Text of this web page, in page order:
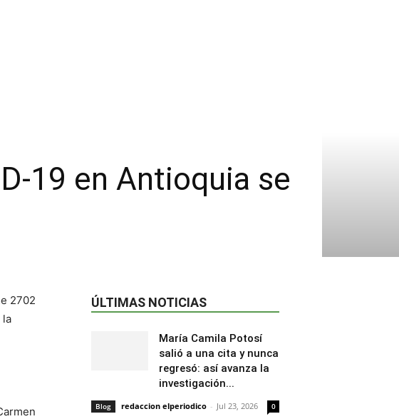
19 en Antioquia se
2702
la
ÚLTIMAS NOTICIAS
María Camila Potosí
salió a una cita y nunca
regresó: así avanza la
investigación...
Blog redaccion elperiodico - Jul 23, 2026 0